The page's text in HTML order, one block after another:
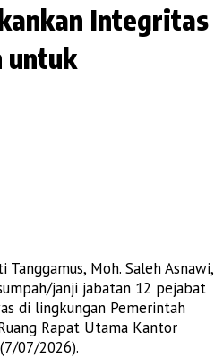
Integritas
untuk
Tanggamus, Moh. Saleh Asnawi,
janji jabatan 12 pejabat
di lingkungan Pemerintah
Rapat Utama Kantor
07/2026).